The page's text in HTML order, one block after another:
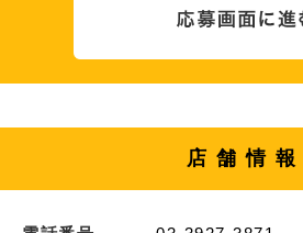
店舗情報